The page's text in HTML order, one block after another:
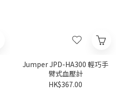
Jumper JPD-HA300 輕巧手
臂式血壓計
HK$367.00